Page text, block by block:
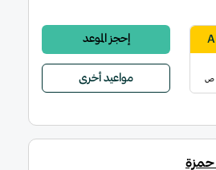
ص
إحجز الموعد
مواعيد أخرى
حمزة